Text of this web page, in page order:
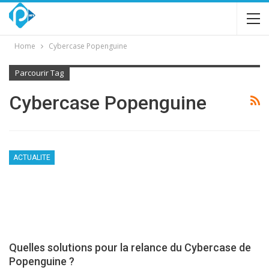
Home Cybercase Popenguine
Parcourir Tag
Cybercase Popenguine
ACTUALITE
Quelles solutions pour la relance du Cybercase de
Popenguine ?